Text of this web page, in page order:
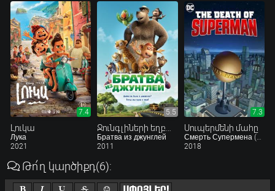
7.4
Լուկա
Лука
2021
5.5
Братва из джунглей
2011
7.3
Սուպերմենի մահը
Смерть Супермена (видео)
2018
Թո՛ղ կարծիքդ(6):